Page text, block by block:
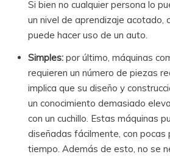
Si bien no cualquier persona lo
un nivel de aprendizaje acotado,
puede hacer uso de un auto.
Simples: por último, máquinas
requieren un número de piezas
implica que su diseño y
un conocimiento demasiado
con un cuchillo. Estas máquinas
diseñadas fácilmente, con pocas
tiempo. Además de esto, no se